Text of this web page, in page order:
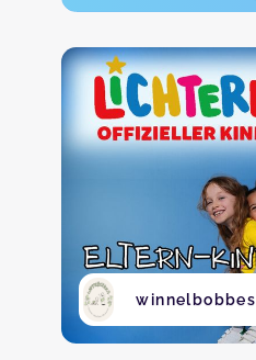
winnelbobbes